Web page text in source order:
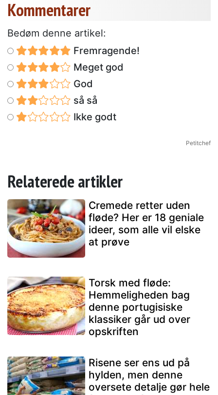
Kommentarer
Bedøm denne artikel:
Fremragende!
Meget god
God
så så
Ikke godt
Petitchef
Relaterede artikler
Cremede retter uden
fløde? Her er 18 geniale
ideer, som alle vil elske
at prøve
Torsk med fløde:
Hemmeligheden bag
denne portugisiske
klassiker går ud over
opskriften
Risene ser ens ud på
hylden, men denne
oversete detalje gør hele